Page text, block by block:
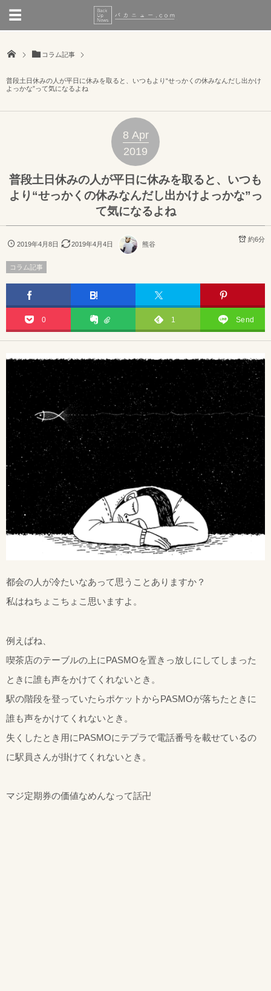
コラム記事
普段土日休みの人が平日に休みを取ると、いつもより“せっかくの休みなんだし出かけ
よっかな”って気になるよね
8 Apr
2019
普段土日休みの人が平日に休みを取ると、いつも
より“せっかくの休みなんだし出かけよっかな”っ
て気になるよね
2019年4月8日 2019年4月4日 熊谷
約6分
コラム記事
0 1 Send
都会の人が冷たいなあって思うことありますか？
私はねちょこちょこ思いますよ。
例えばね、
喫茶店のテーブルの上にPASMOを置きっ放しにしてしまった
ときに誰も声をかけてくれないとき。
駅の階段を登っていたらポケットからPASMOが落ちたときに
誰も声をかけてくれないとき。
失くしたとき用にPASMOにテプラで電話番号を載せているの
に駅員さんが掛けてくれないとき。
マジ定期券の価値なめんなって話卍